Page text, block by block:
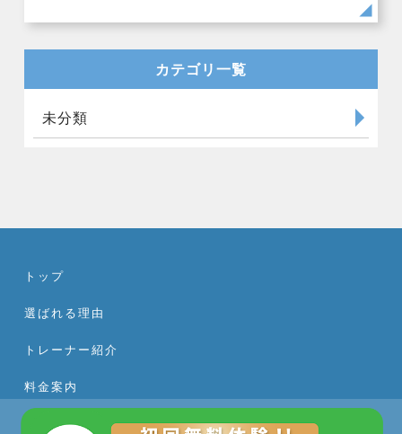
カテゴリ一覧
未分類
トップ
選ばれる理由
トレーナー紹介
料金案内
体験トレーニングの流れ